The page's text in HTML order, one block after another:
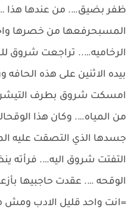
ظفر بضيق…. من عندها هذا
المسبحرفعها من خصرها
الرخاميه….. تراجعت شروق
بيده الاثنين على هذه
امسكت شروق بطرف
من المياه…. وكان هذا
جسدها الذي التصقت عليه
التفتت شروق اليه…. فرأته
الوقحه …. عقدت حاجبيها
=انت واحد قليل الادب ومش